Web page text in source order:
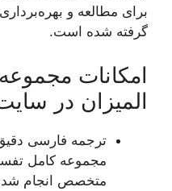
برای مطالعه و
گرفته شده است.
امکانات
المیزان در
ترجمه فارسی
مجموعه کامل
متخصص انجام